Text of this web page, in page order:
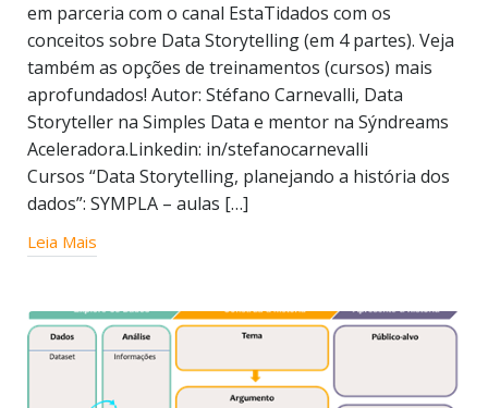
em parceria com o canal EstaTidados com os
conceitos sobre Data Storytelling (em 4 partes). Veja
também as opções de treinamentos (cursos) mais
aprofundados! Autor: Stéfano Carnevalli, Data
Storyteller na Simples Data e mentor na Sýndreams
Aceleradora.Linkedin: in/stefanocarnevalli
Cursos “Data Storytelling, planejando a história dos
dados”: SYMPLA – aulas […]
Leia Mais